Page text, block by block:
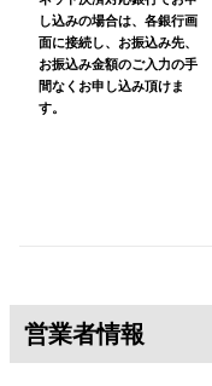
し込みの場合は、各銀行画
面に接続し、お振込み先、
お振込み金額のご入力の手
間なくお申し込み頂けま
す。
営業者情報